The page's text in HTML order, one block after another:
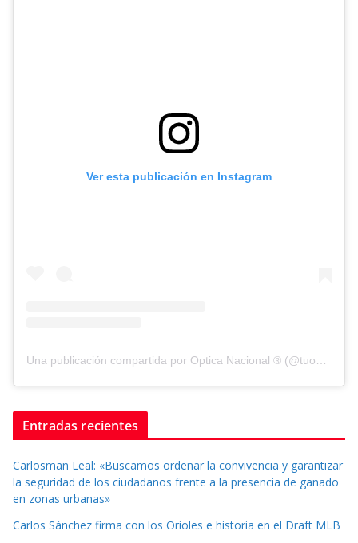
Ver esta publicación en Instagram
Una publicación compartida por Optica Nacional ® (@tuopticanacional)
Entradas recientes
Carlosman Leal: «Buscamos ordenar la convivencia y garantizar
la seguridad de los ciudadanos frente a la presencia de ganado
en zonas urbanas»
Carlos Sánchez firma con los Orioles e historia en el Draft MLB